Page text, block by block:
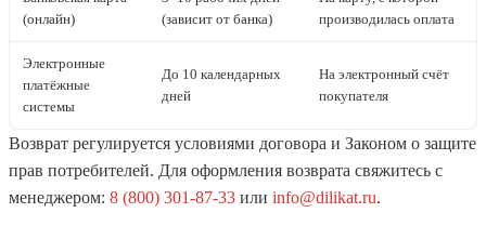
(онлайн)
(зависит от банка)
производилась оплата
Электронные
платёжные
системы
До 10 календарных
дней
На электронный счёт
покупателя
Возврат регулируется условиями договора и Законом о защите
прав потребителей. Для оформления возврата свяжитесь с
менеджером: 8 (800) 301-87-33 или info@dilikat.ru.